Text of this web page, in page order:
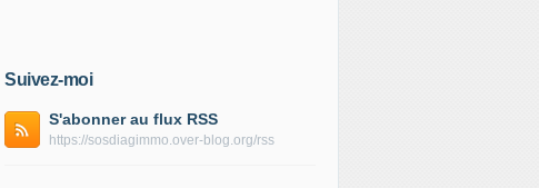
Suivez-moi
S'abonner au flux RSS
https://sosdiagimmo.over-blog.org/rss